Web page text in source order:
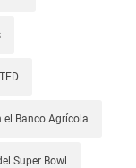
el Banco Agrícola
Super Bowl